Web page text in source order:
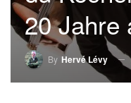
20 Jahre
By Hervé Lévy